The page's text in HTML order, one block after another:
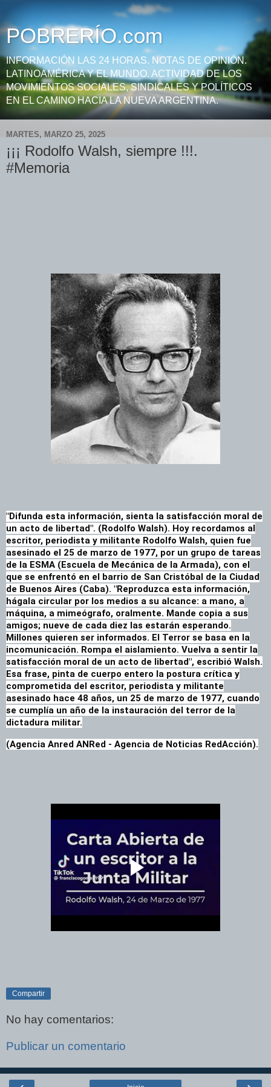
POBRERÍO.com
INFORMACIÓN LAS 24 HORAS. NOTAS DE OPINIÓN.
LATINOAMÉRICA Y EL MUNDO. ACTIVIDAD DE LOS
MOVIMIENTOS SOCIALES, SINDICALES Y POLÍTICOS
EN EL CAMINO HACIA LA NUEVA ARGENTINA.
MARTES, MARZO 25, 2025
¡¡¡ Rodolfo Walsh, siempre !!!.
#Memoria
"Difunda esta información, sienta la satisfacción moral de
un acto de libertad". (Rodolfo Walsh). Hoy recordamos al
escritor, periodista y militante Rodolfo Walsh, quien fue
asesinado el 25 de marzo de 1977, por un grupo de tareas
de la ESMA (Escuela de Mecánica de la Armada), con el
que se enfrentó en el barrio de San Cristóbal de la Ciudad
de Buenos Aires (Caba). "Reproduzca esta información,
hágala circular por los medios a su alcance: a mano, a
máquina, a mimeógrafo, oralmente. Mande copia a sus
amigos; nueve de cada diez las estarán esperando.
Millones quieren ser informados. El Terror se basa en la
incomunicación. Rompa el aislamiento. Vuelva a sentir la
satisfacción moral de un acto de libertad", escribió Walsh.
Esa frase, pinta de cuerpo entero la postura crítica y
comprometida del escritor, periodista y militante
asesinado hace 48 años, un 25 de marzo de 1977, cuando
se cumplía un año de la instauración del terror de la
dictadura militar.
(Agencia Anred ANRed - Agencia de Noticias RedAcción).
Compartir
No hay comentarios:
Publicar un comentario